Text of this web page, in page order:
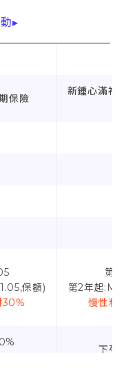
▸
保險
新鍾心滿福
保額)
30%
第1
第2年起
慢性精
下列